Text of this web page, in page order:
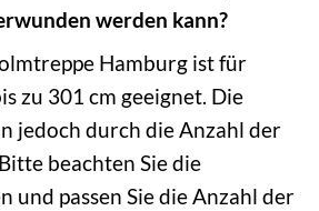
werden kann?
Hamburg ist für
zu 301 cm geeignet. Die
jedoch durch die Anzahl der
beachten Sie die
und passen Sie die Anzahl der